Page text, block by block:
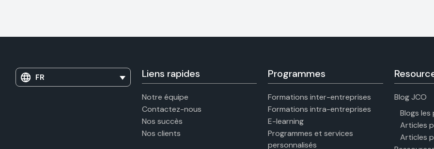
FR Liens rapides
Notre équipe
Contactez-nous
Nos succès
Nos clients
Programmes
Formations inter-entreprises
Formations intra-entreprises
E-learning
Programmes et services
personnalisés
Blog JCO
Blogs
Articles
Articles